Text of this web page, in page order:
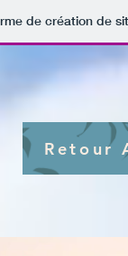
de création de
Retour